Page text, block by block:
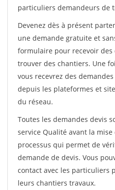
particuliers demandeurs de
Devenez dès à présent
une demande gratuite et
formulaire pour recevoir des
trouver des chantiers. Une
vous recevrez des
depuis les plateformes et
du réseau.
Toutes les demandes devis
service Qualité avant la
processus qui permet de
demande de devis. Vous
contact avec les particuliers
leurs chantiers travaux.